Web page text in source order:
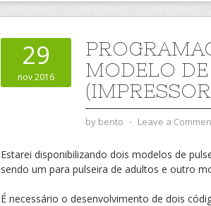
29
nov 2016
MODELO
by bento ⋅ Leave a
Estarei disponibilizando dois modelos de
sendo um para pulseira de adultos e outro
É necessário o desenvolvimento de dois